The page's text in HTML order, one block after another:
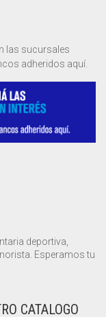
las sucursales
adheridos aquí.
deportiva,
Esperamos tu
CATALOGO